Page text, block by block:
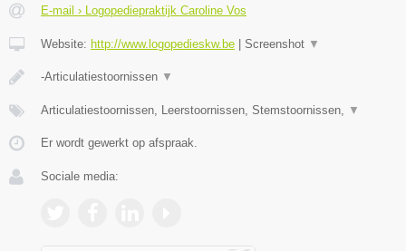
E-mail › Logopediepraktijk Caroline Vos
Website: http://www.logopedieskw.be Screenshot ▼
-Articulatiestoornissen ▼
Articulatiestoornissen, Leerstoornissen, Stemstoornissen, ▼
Er wordt gewerkt op afspraak.
Sociale media: